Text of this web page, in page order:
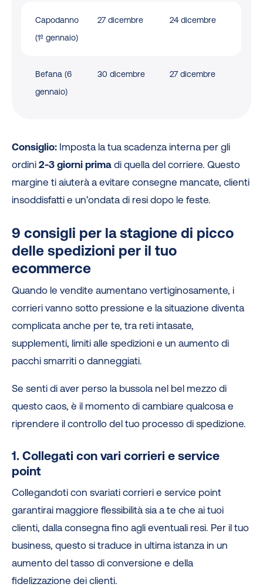
Capodanno
(1º gennaio)
27 dicembre 24 dicembre
Befana (6
gennaio)
30 dicembre 27 dicembre
Consiglio: Imposta la tua scadenza interna per gli
ordini2-3 giorni prima di quella del corriere. Questo
margine ti aiuterà a evitare consegne mancate, clienti
insoddisfatti e un’ondata di resi dopo le feste.
9 consigli per la stagione di picco
delle spedizioni per il tuo
ecommerce
Quando le vendite aumentano vertiginosamente, i
corrieri vanno sotto pressione e la situazione diventa
complicata anche per te, tra reti intasate,
supplementi, limiti alle spedizioni e un aumento di
pacchi smarriti o danneggiati.
Se senti di aver perso la bussola nel bel mezzo di
questo caos, è il momento di cambiare qualcosa e
riprendere il controllo del tuo processo di spedizione.
1. Collegati con vari corrieri e service
point
Collegandoti con svariati corrieri e service point
garantirai maggiore flessibilità sia a te che ai tuoi
clienti, dalla consegna fino agli eventuali resi. Per il tuo
business, questo si traduce in ultima istanza in un
aumento del tasso di conversione e della
fidelizzazione dei clienti.